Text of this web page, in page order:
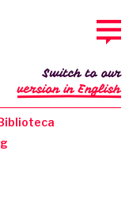
Switch to our
version in English